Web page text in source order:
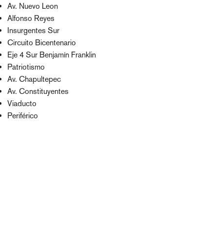
Av. Nuevo Leon
Alfonso Reyes
Insurgentes Sur
Circuito Bicentenario
Eje 4 Sur Benjamín Franklin
Patriotismo
Av. Chapultepec
Av. Constituyentes
Viaducto
Periférico